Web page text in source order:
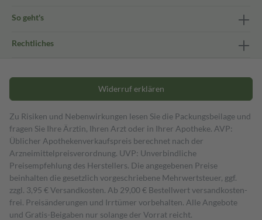
So geht's
Rechtliches
Widerruf erklären
Zu Risiken und Nebenwirkungen lesen Sie die Packungsbeilage und
fragen Sie Ihre Ärztin, Ihren Arzt oder in Ihrer Apotheke. AVP:
Üblicher Apothekenverkaufspreis berechnet nach der
Arzneimittelpreisverordnung. UVP: Unverbindliche
Preisempfehlung des Herstellers. Die angegebenen Preise
beinhalten die gesetzlich vorgeschriebene Mehrwertsteuer, ggf.
zzgl. 3,95 € Versandkosten. Ab 29,00 € Bestell­wert versand­kosten­
frei. Preisänderungen und Irrtümer vorbehalten. Alle Angebote
und Gratis-Beigaben nur solange der Vorrat reicht.